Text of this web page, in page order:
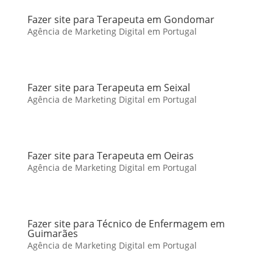
Fazer site para Terapeuta em Gondomar
Agência de Marketing Digital em Portugal
Fazer site para Terapeuta em Seixal
Agência de Marketing Digital em Portugal
Fazer site para Terapeuta em Oeiras
Agência de Marketing Digital em Portugal
Fazer site para Técnico de Enfermagem em
Guimarães
Agência de Marketing Digital em Portugal